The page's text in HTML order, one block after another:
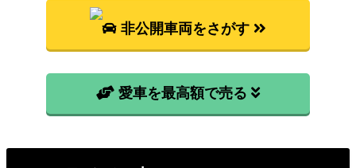
非公開車両をさがす
愛車を最高額で売る